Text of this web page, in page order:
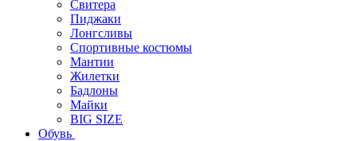
Свитера
Пиджаки
Лонгсливы
Спортивные костюмы
Мантии
Жилетки
Бадлоны
Майки
BIG SIZE
Обувь